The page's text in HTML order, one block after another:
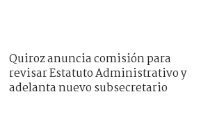
Quiroz anuncia comisión para
revisar Estatuto Administrativo y
adelanta nuevo subsecretario